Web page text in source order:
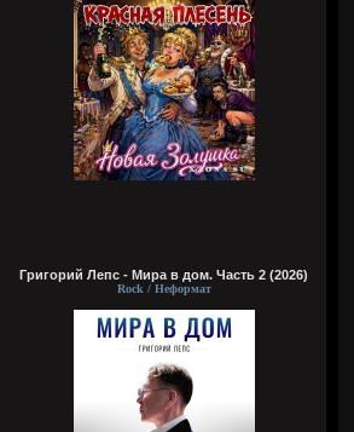
Григорий Лепс - Мира в дом. Часть 2 (2026)
Rock / Неформат